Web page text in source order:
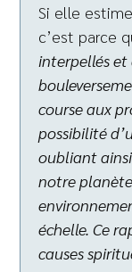
Si elle
c’est parce
interpellés et
course aux
possibilité
oubliant ainsi
notre
échelle. Ce
causes